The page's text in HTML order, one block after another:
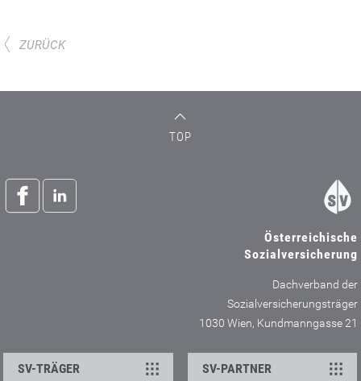
ZURÜCK
TOP
Österreichische
Sozialversicherung
Dachverband der
Sozialversicherungsträger
1030 Wien, Kundmanngasse 21
SV-TRÄGER SV-PARTNER